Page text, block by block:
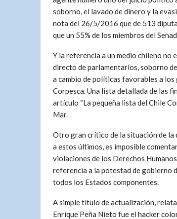
soborno, el lavado de dinero y la
nota del 26/5/2016 que de 513
que un 55% de los miembros del
Y la referencia a un medio chileno no
directo de parlamentarios, soborno
a cambio de políticas favorables a
Corpesca. Una lista detallada de las
artículo “La pequeña lista del Chile
Mar.
Otro gran crítico de la situación de la
a estos últimos, es imposible
violaciones de los Derechos
referencia a la potestad de gobierno
todos los Estados componentes.
A simple título de actualización,
Enrique Peña Nieto fue el hacker